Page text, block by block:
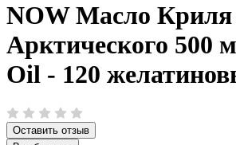
NOW Масло Криля
Арктического 500
Oil - 120
Оставить отзыв